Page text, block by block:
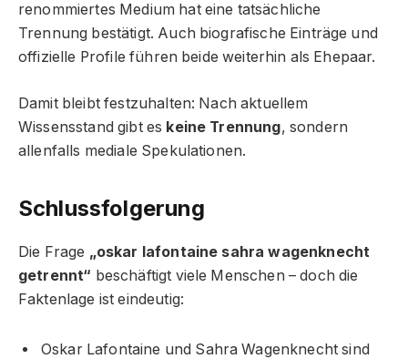
renommiertes Medium hat eine tatsächliche
Trennung bestätigt. Auch biografische Einträge und
offizielle Profile führen beide weiterhin als Ehepaar.
Damit bleibt festzuhalten: Nach aktuellem
Wissensstand gibt es keine Trennung, sondern
allenfalls mediale Spekulationen.
Schlussfolgerung
Die Frage „oskar lafontaine sahra wagenknecht
getrennt“ beschäftigt viele Menschen – doch die
Faktenlage ist eindeutig:
Oskar Lafontaine und Sahra Wagenknecht sind